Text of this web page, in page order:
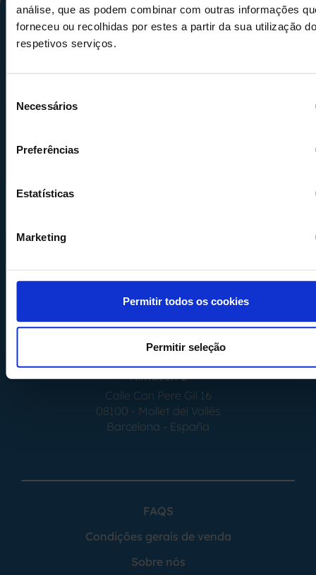
análise, que as podem combinar com outras informações
forneceu ou recolhidas por estes a partir da sua utilização
respetivos serviços.
Necessários
Preferências
Estatísticas
Marketing
Permitir todos os cookies
Permitir seleção
Almacén 1
08554 - Seva
Barcelona - España
Almacén 2
Calle Can Pere Gil 16
08100 - Mollet del Vallés
Barcelona - España
FAQS
Condições gerais de venda
Sobre nós